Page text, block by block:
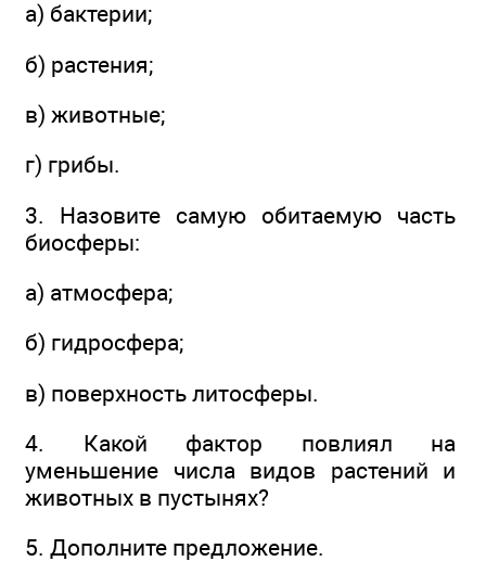
а) бактерии;
б) растения;
в) животные;
г) грибы.
3. Назовите самую обитаемую часть
биосферы:
а) атмосфера;
б) гидросфера;
в) поверхность литосферы.
4. Какой фактор повлиял на
уменьшение числа видов растений и
животных в пустынях?
5. Дополните предложение.